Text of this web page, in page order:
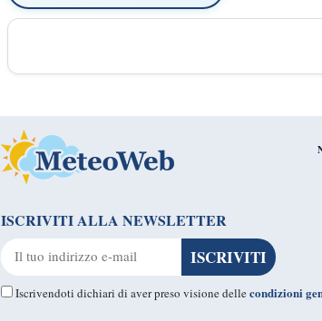
ISCRIVITI ALLA NEWSLETTER
Iscrivendoti dichiari di aver preso visione dellecondizioni